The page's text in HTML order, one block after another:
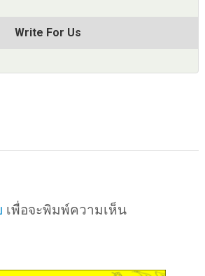
Write For Us
เพื่อจะพิมพ์ความเห็น